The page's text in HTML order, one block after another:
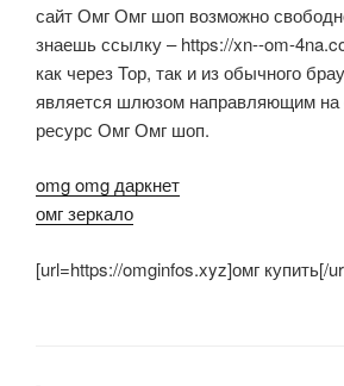
сайт Омг Омг шоп возможно
знаешь ссылку – https://xn--om-
как через Тор, так и из обычного
является шлюзом направляющим
ресурс Омг Омг шоп.
omg omg даркнет
омг зеркало
[url=https://omginfos.xyz]омг купить[/